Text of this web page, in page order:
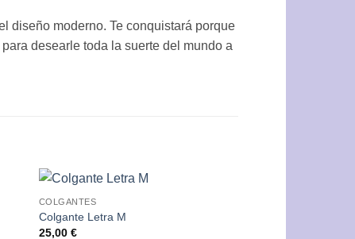
diseño moderno. Te conquistará porque
desearle toda la suerte del mundo a
COLGANTES
Colgante Letra M
25,00 €